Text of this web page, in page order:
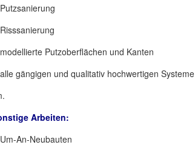
Putzsanierung
Risssanierung
modellierte Putzoberflächen und Kanten
alle gängigen und qualitativ hochwertigen Systeme
Arbeiten:
Um-An-Neubauten